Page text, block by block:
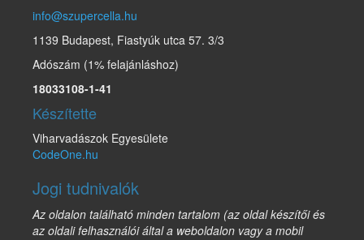
info@szupercella.hu
1139 Budapest, Fiastyúk utca 57. 3/3
Adószám (1% felajánláshoz)
18033108-1-41
Készítette
Viharvadászok Egyesülete
CodeOne.hu
Jogi tudnivalók
Az oldalon található minden tartalom (az oldal készítői és
az oldali felhasználói által a weboldalon vagy a mobil